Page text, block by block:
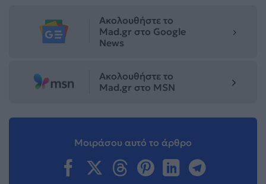
Ακολουθήστε το
Mad.gr στο Google
News
Ακολουθήστε το
Mad.gr στο MSN
Μοιράσου αυτό το άρθρο